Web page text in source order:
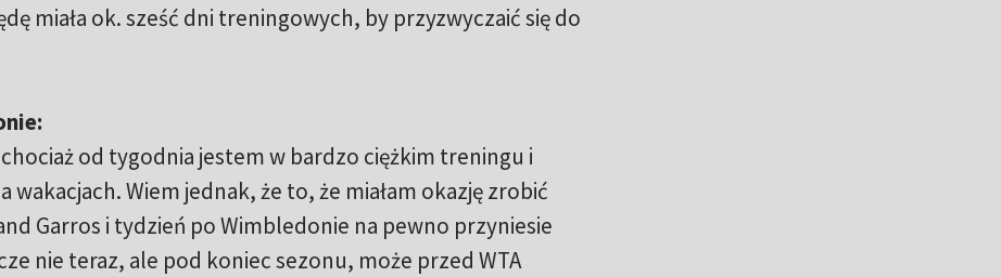
miała ok. sześć dni treningowych, by przyzwyczaić się do
od tygodnia jestem w bardzo ciężkim treningu i
wakacjach. Wiem jednak, że to, że miałam okazję zrobić
Garros i tydzień po Wimbledonie na pewno przyniesie
nie teraz, ale pod koniec sezonu, może przed WTA